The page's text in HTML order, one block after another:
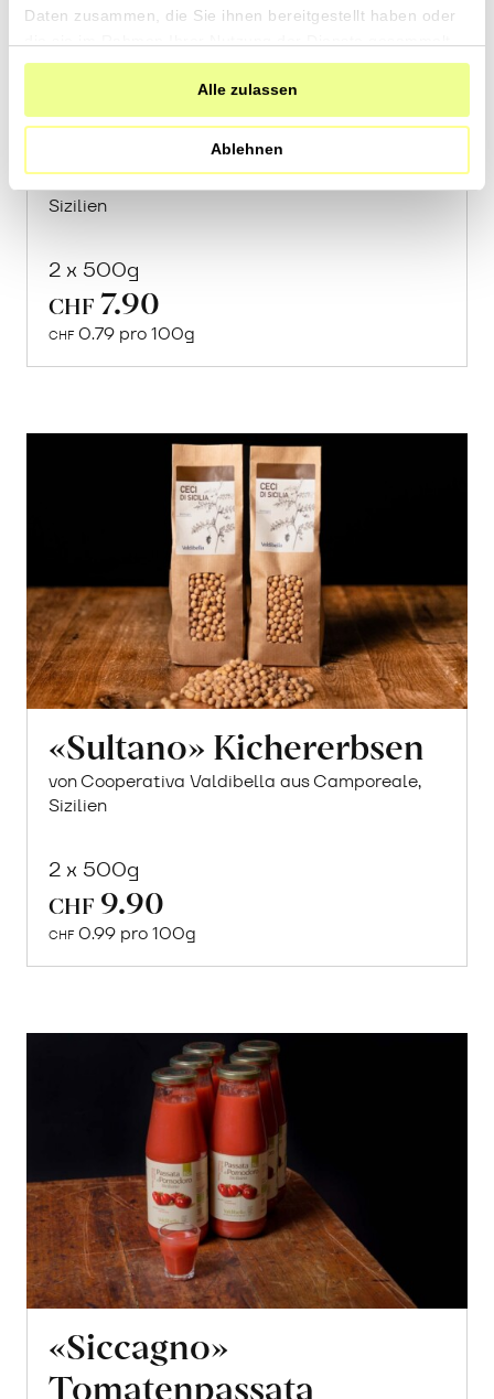
Daten zusammen, die Sie ihnen bereitgestellt haben oder
haben.
Alle zulassen
Ablehnen
Spaghetti aus «Timilia»
Hartweizen
von Cooperativa Valdibella aus Camporeale,
Sizilien
2 x 500g
CHF 7.90
CHF 0.79 pro 100g
Warenkorb
«Sultano» Kichererbsen
von Cooperativa Valdibella aus Camporeale,
Sizilien
2 x 500g
CHF 9.90
CHF 0.99 pro 100g
Warenkorb
«Siccagno»
Tomatenpassata